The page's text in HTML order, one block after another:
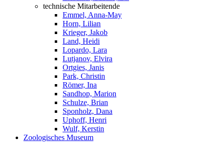
technische Mitarbeitende
Emmel, Anna-May
Horn, Lilian
Krieger, Jakob
Land, Heidi
Lopardo, Lara
Lutjanov, Elvira
Ortgies, Janis
Park, Christin
Römer, Ina
Sandhop, Marion
Schulze, Brian
Sponholz, Dana
Uphoff, Henri
Wulf, Kerstin
Zoologisches Museum